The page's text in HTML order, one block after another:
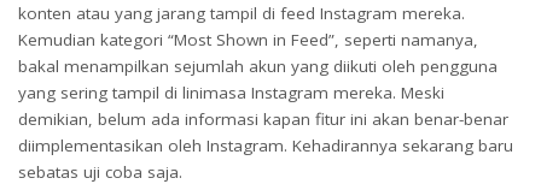
konten atau yang jarang tampil di feed Instagram mereka.
Kemudian kategori “Most Shown in Feed”, seperti namanya,
bakal menampilkan sejumlah akun yang diikuti oleh pengguna
yang sering tampil di linimasa Instagram mereka. Meski
demikian, belum ada informasi kapan fitur ini akan benar-benar
diimplementasikan oleh Instagram. Kehadirannya sekarang baru
sebatas uji coba saja.